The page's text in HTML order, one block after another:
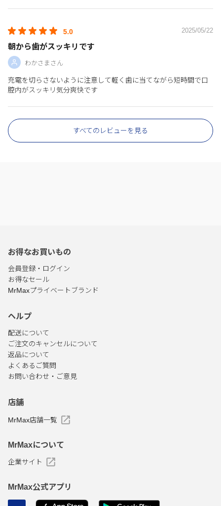
5.0 2025/05/22
朝から歯がスッキリです
わかさまさん
充電を切らさないように注意して軽く歯に当てながら短時間で口
腔内がスッキリ気分爽快です
すべてのレビューを見る
お得なお買いもの
会員登録・ログイン
お得なセール
MrMaxプライベートブランド
ヘルプ
配送について
ご注文のキャンセルについて
返品について
よくあるご質問
お問い合わせ・ご意見
店舗
MrMax店舗一覧
MrMaxについて
企業サイト
MrMax公式アプリ